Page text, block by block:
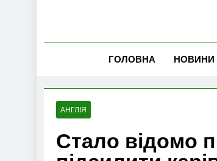
ГОЛОВНА НОВИНИ
АНГЛІЯ
Стало відомо